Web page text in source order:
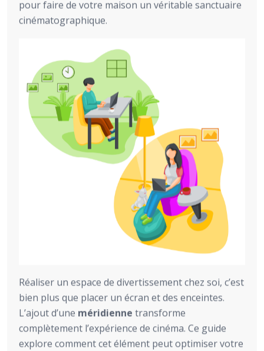
pour faire de votre maison un véritable sanctuaire
cinématographique.
Réaliser un espace de divertissement chez soi, c’est
bien plus que placer un écran et des enceintes.
L’ajout d’une méridienne transforme
complètement l’expérience de cinéma. Ce guide
explore comment cet élément peut optimiser votre